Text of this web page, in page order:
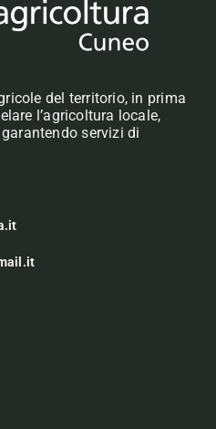
del territorio, in prima
l’agricoltura locale,
servizi di